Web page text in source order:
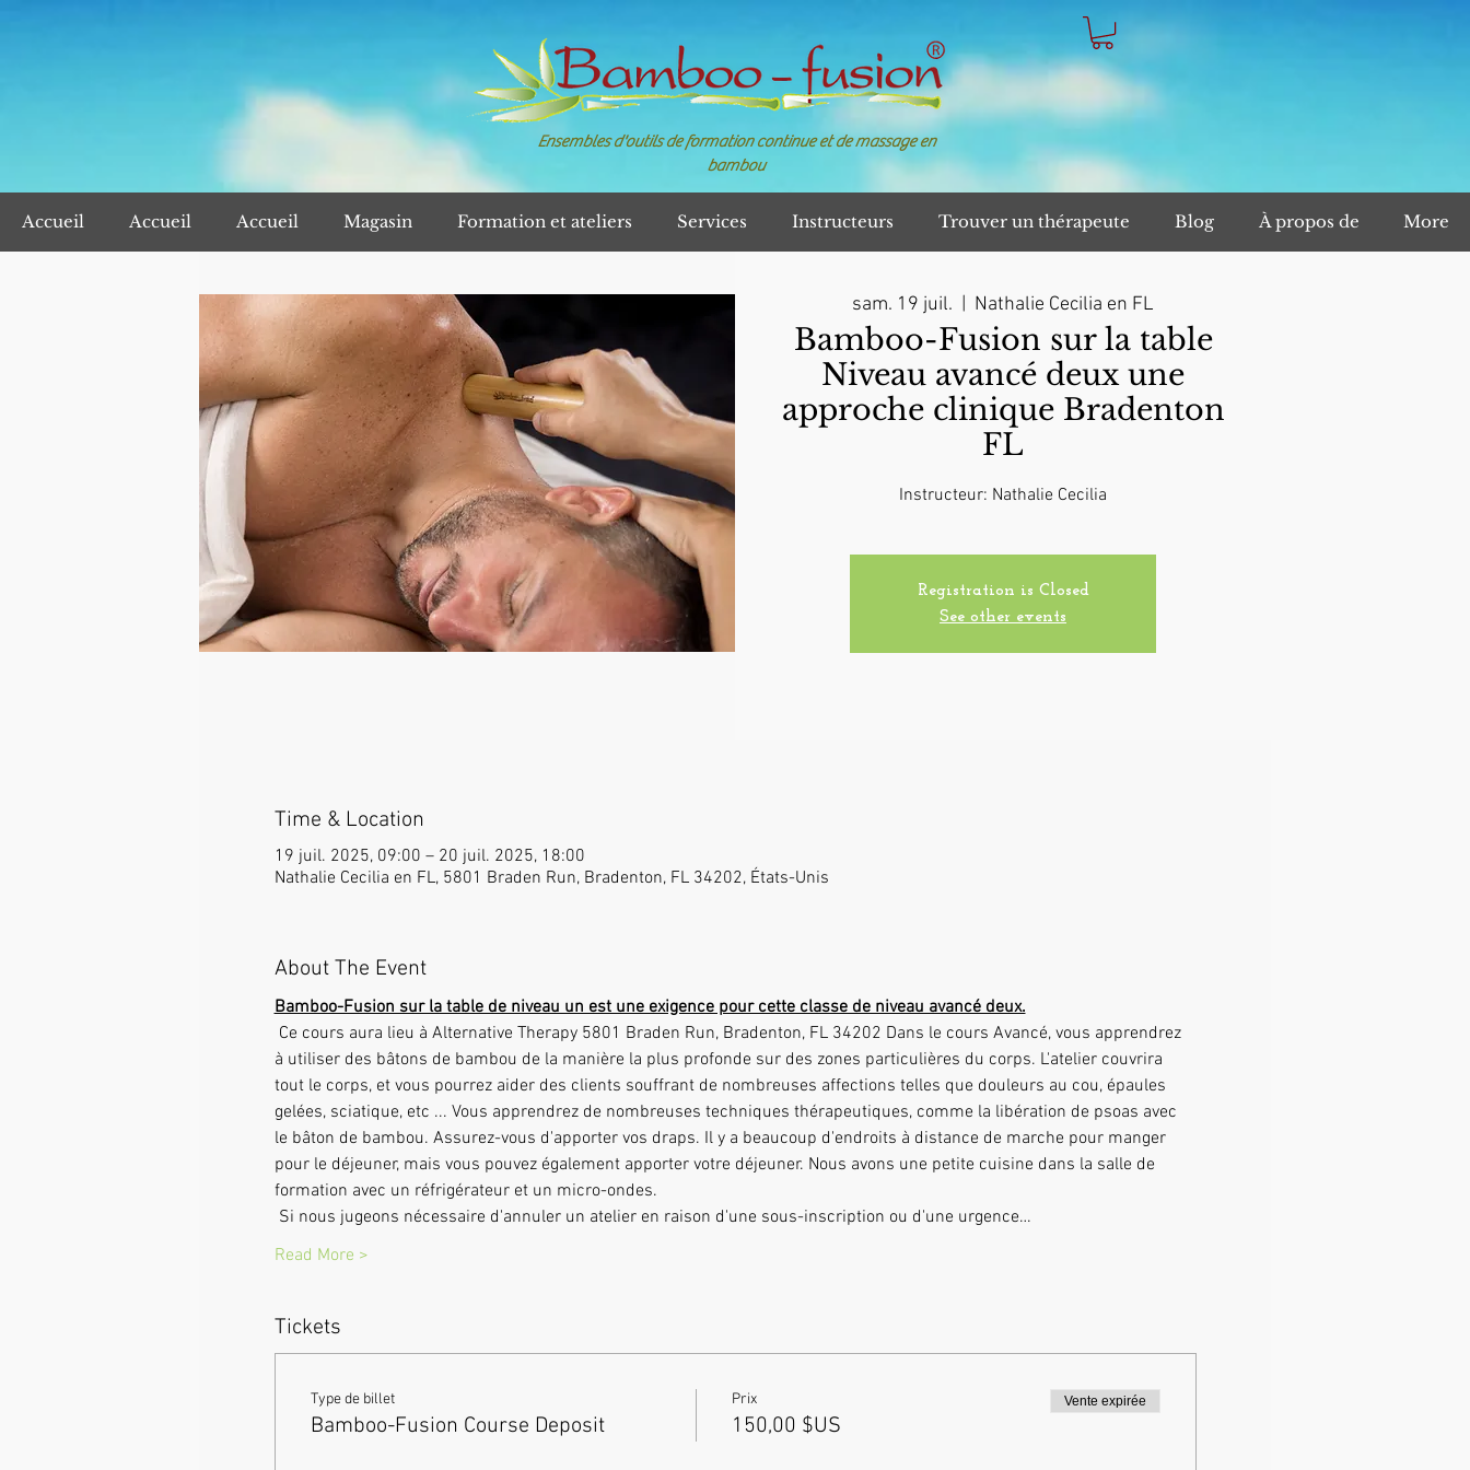
Ensembles d'outils de formation continue et de massage en
bambou
Accueil Accueil Accueil Magasin Formation et ateliers Services Instructeurs Trouver un thérapeute Blog À propos de More
sam. 19 juil. Nathalie Cecilia en FL
Bamboo-Fusion sur la table
Niveau avancé deux une
approche clinique Bradenton
FL
Instructeur: Nathalie Cecilia
Registration is Closed
See other events
Time & Location
19 juil. 2025, 09:00 – 20 juil. 2025, 18:00
Nathalie Cecilia en FL, 5801 Braden Run, Bradenton, FL 34202, États-Unis
About The Event
Bamboo-Fusion sur la table de niveau un est une exigence pour cette classe de niveau avancé deux.
à utiliser des bâtons de bambou de la manière la plus profonde sur des zones particulières du corps. L'atelier couvrira
tout le corps, et vous pourrez aider des clients souffrant de nombreuses affections telles que douleurs au cou, épaules
gelées, sciatique, etc ... Vous apprendrez de nombreuses techniques thérapeutiques, comme la libération de psoas avec
le bâton de bambou. Assurez-vous d'apporter vos draps. Il y a beaucoup d'endroits à distance de marche pour manger
pour le déjeuner, mais vous pouvez également apporter votre déjeuner. Nous avons une petite cuisine dans la salle de
formation avec un réfrigérateur et un micro-ondes.
Si nous jugeons nécessaire d'annuler un atelier en raison d'une sous-inscription ou d'une urgence…
Read More >
Tickets
Type de billet
Bamboo-Fusion Course Deposit
Prix
150,00 $US
Vente expirée